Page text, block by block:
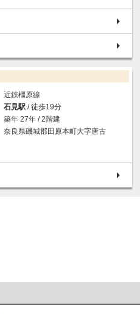
近鉄橿原線
石見駅 / 徒歩19分
築年 27年 / 2階建
奈良県磯城郡田原本町大字唐古